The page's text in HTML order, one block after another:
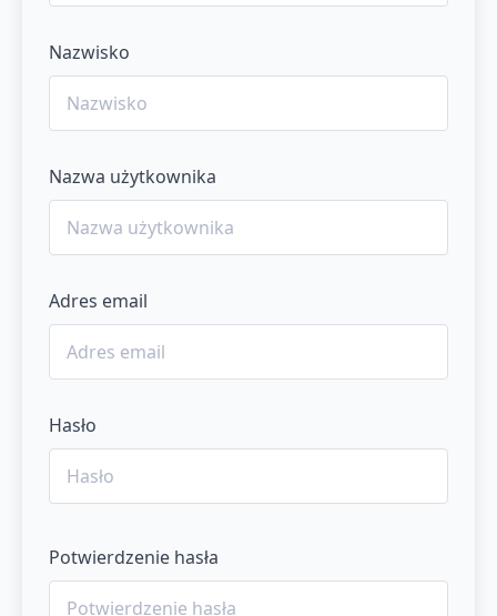
Nazwisko
Nazwa użytkownika
Adres email
Hasło
Potwierdzenie hasła